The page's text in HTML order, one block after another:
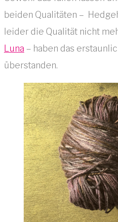
beiden Qualitäten –
leider die Qualität nicht
Luna – haben das
überstanden.